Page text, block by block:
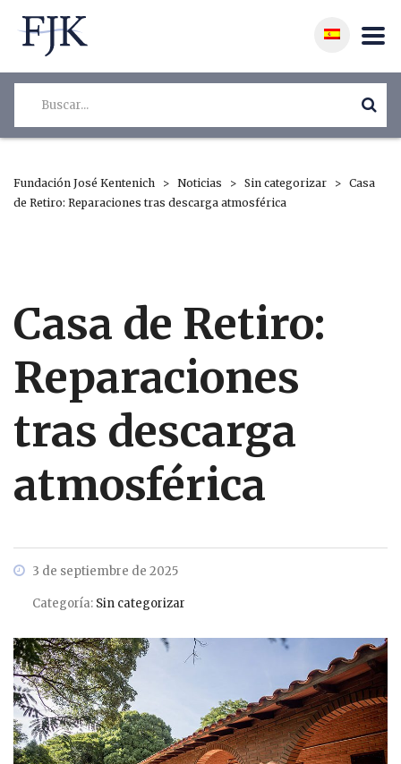
Fundación José Kentenich > Noticias > Sin categorizar > Casa
de Retiro: Reparaciones tras descarga atmosférica
Casa de Retiro:
Reparaciones
tras descarga
atmosférica
3 de septiembre de 2025
Categoría: Sin categorizar